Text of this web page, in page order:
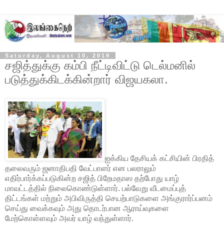
Saturday, August 10, 2019
சஜித்துக்கு கம்பி நீட்டிவிட்டு டெல்மனில்
படுத்துக்கிடக்கின்றார் விஜயகலா.
ஐக்கிய தேசியக் கட்சியின் பிரதித்
தலைவரும் ஜனாதிபதி வேட்பாளர் என பலராலும்
எதிர்பார்க்கப்படுகின்ற சஜித் பிறேமதாஸ தற்போது யாழ்
மாவட்டத்தில் நிலைகொண்டுள்ளார். பல்வேறு வீடமைப்புத்
திட்டங்கள் மற்றும் அபிவிருத்தி செயற்பாடுகளை அங்குரார்ப்பனம்
செய்து வைக்கவும் அது தொடர்பான ஆராய்வுகளை
மேற்கொள்ளவும் அவர் யாழ் வந்துள்ளார்.